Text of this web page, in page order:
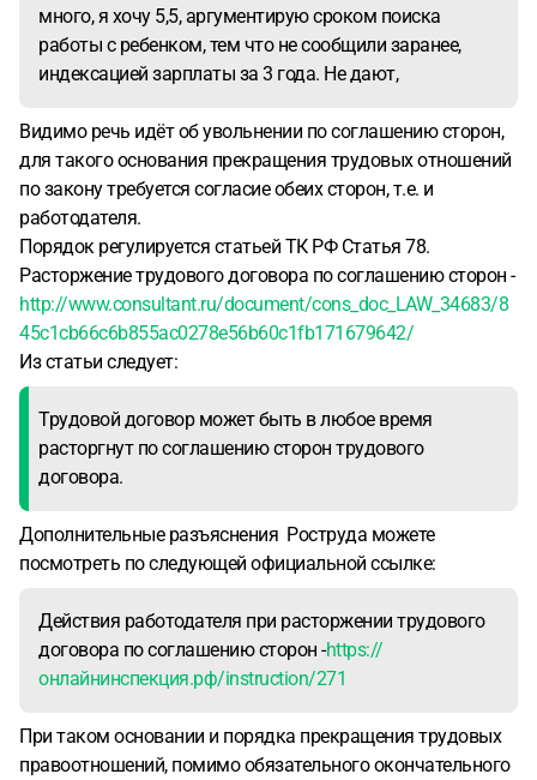
много, я хочу 5,5, аргументирую сроком поиска
работы с ребенком, тем что не сообщили заранее,
индексацией зарплаты за 3 года. Не дают,
Видимо речь идёт об увольнении по соглашению сторон,
для такого основания прекращения трудовых отношений
по закону требуется согласие обеих сторон, т.е. и
работодателя.
Порядок регулируется статьей ТК РФ Статья 78.
Расторжение трудового договора по соглашению сторон -
http://www.consultant.ru/document/cons_doc_LAW_34683/8
45c1cb66c6b855ac0278e56b60c1fb171679642/
Из статьи следует:
Трудовой договор может быть в любое время
расторгнут по соглашению сторон трудового
договора.
Дополнительные разъяснения Роструда можете
посмотреть по следующей официальной ссылке:
Действия работодателя при расторжении трудового
договора по соглашению сторон -https://
онлайнинспекция.рф/instruction/271
При таком основании и порядка прекращения трудовых
правоотношений, помимо обязательного окончательного